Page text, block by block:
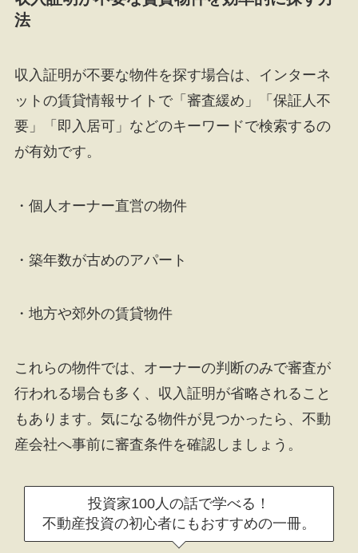
法
収入証明が不要な物件を探す場合は、インターネ
ットの賃貸情報サイトで「審査緩め」「保証人不
要」「即入居可」などのキーワードで検索するの
が有効です。
・個人オーナー直営の物件
・築年数が古めのアパート
・地方や郊外の賃貸物件
これらの物件では、オーナーの判断のみで審査が
行われる場合も多く、収入証明が省略されること
もあります。気になる物件が見つかったら、不動
産会社へ事前に審査条件を確認しましょう。
投資家100人の話で学べる！
不動産投資の初心者にもおすすめの一冊。